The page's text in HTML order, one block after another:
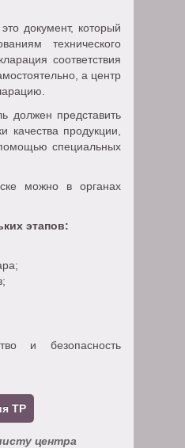
документ, который
технического
соответствия
а центр
должен представить
качества продукции,
специальных
можно в органах
этапов:
и безопасность
ТР
центра